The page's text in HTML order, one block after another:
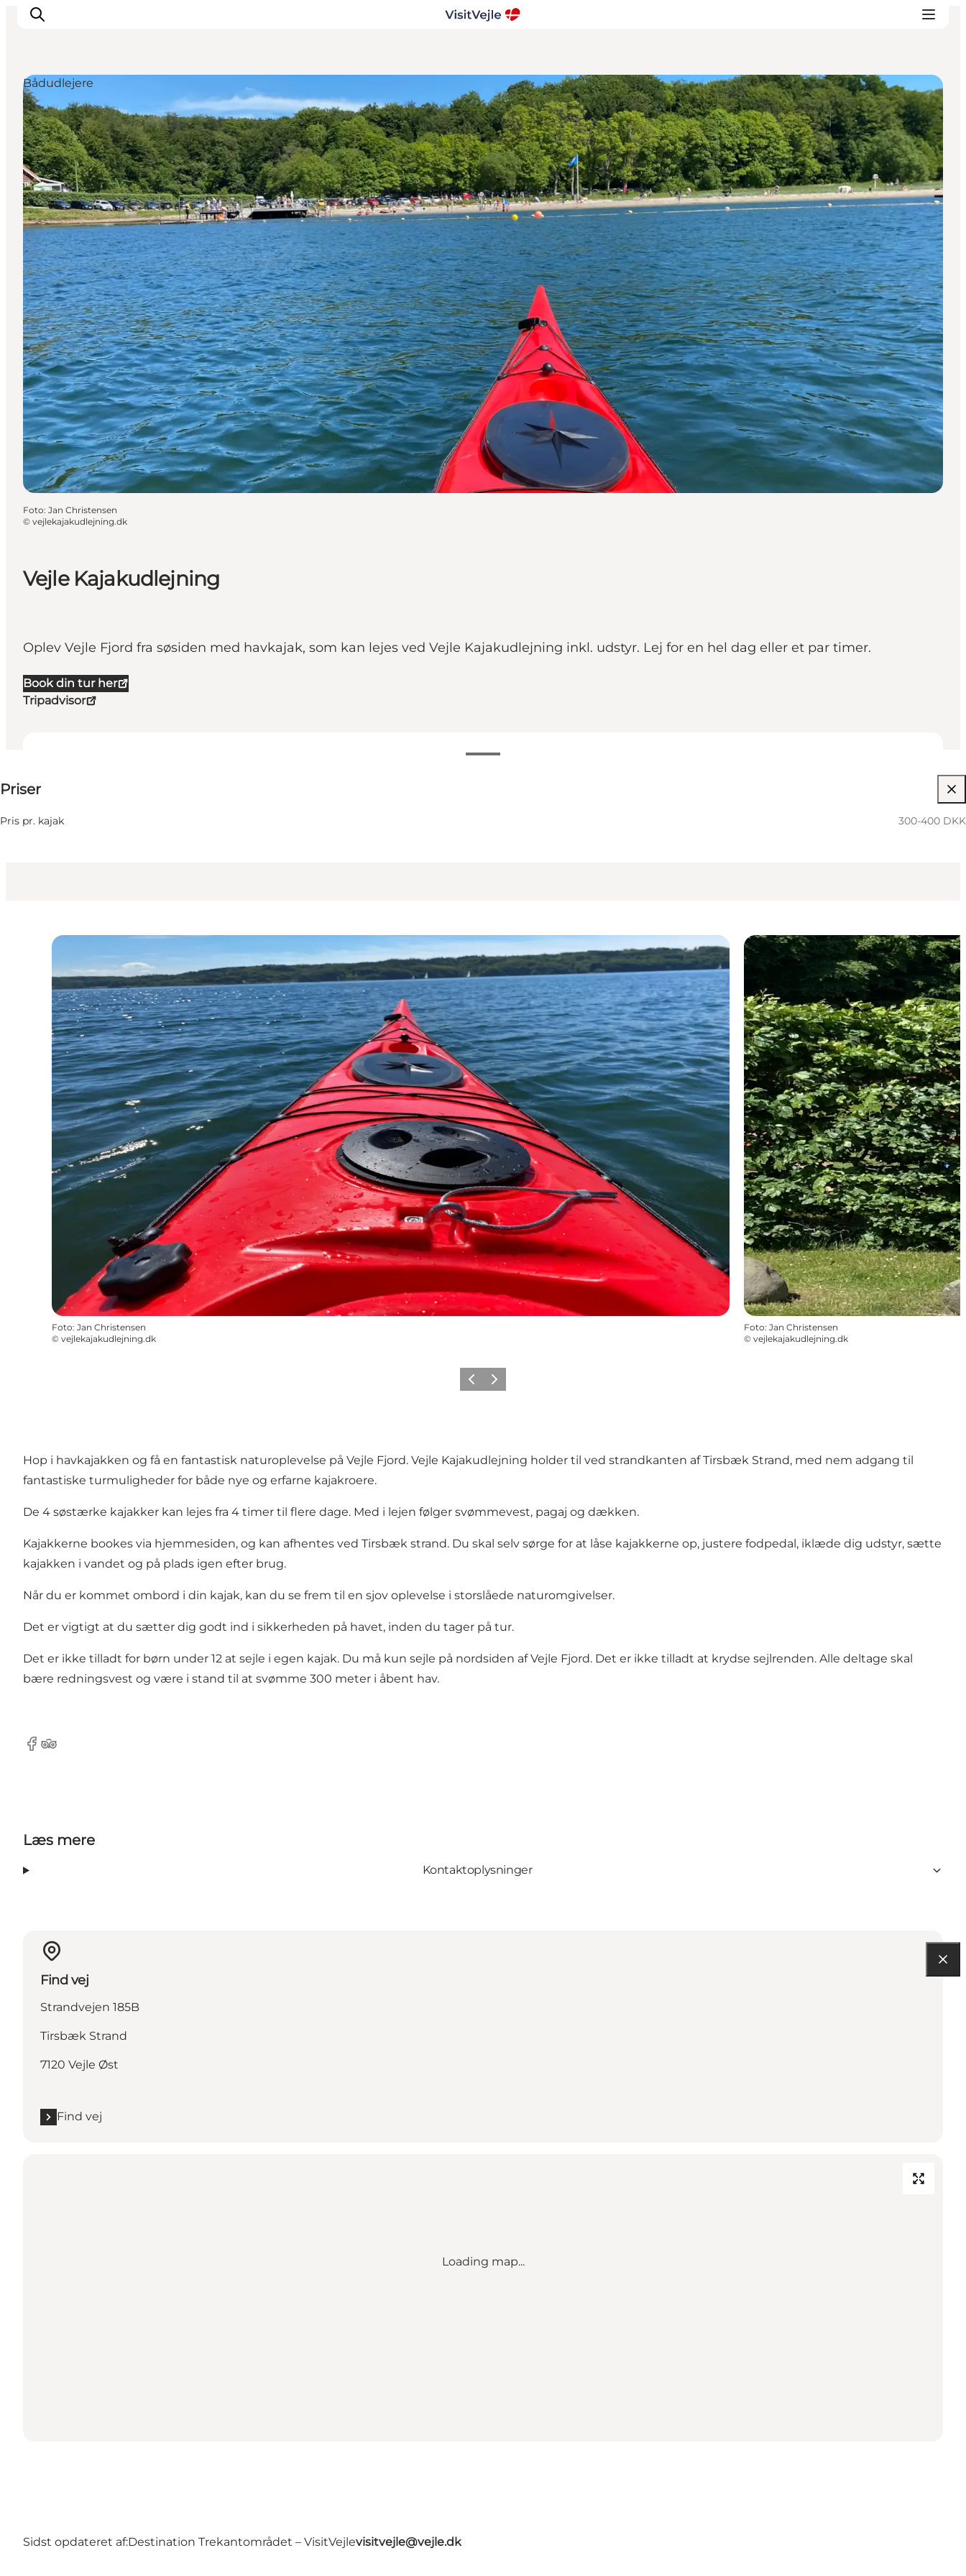
Oplevelser
Det sker
Planlæg dit besøg
Inspiration
Vejle Kajakudlejning
Oplev Vejle Fjord fra søsiden med havkajak, som kan lejes ved Vejle Kajakudlejning inkl. udstyr. Lej for en hel dag eller et par timer.
Book din tur her
Tripadvisor
Priser
Pris pr. kajak 300-400 DKK
Bådudlejere
Foto: Jan Christensen
© vejlekajakudlejning.dk
Foto: Jan Christensen
© vejlekajakudlejning.dk
Foto: Jan Christensen
© vejlekajakudlejning.dk
ForrigeNæste
Hop i havkajakken og få en fantastisk naturoplevelse på Vejle Fjord. Vejle Kajakudlejning holder til ved strandkanten af Tirsbæk Strand, med nem adgang til
fantastiske turmuligheder for både nye og erfarne kajakroere.
De 4 søstærke kajakker kan lejes fra 4 timer til flere dage. Med i lejen følger svømmevest, pagaj og dækken.
Kajakkerne bookes via hjemmesiden, og kan afhentes ved Tirsbæk strand. Du skal selv sørge for at låse kajakkerne op, justere fodpedal, iklæde dig udstyr, sætte
kajakken i vandet og på plads igen efter brug.
Når du er kommet ombord i din kajak, kan du se frem til en sjov oplevelse i storslåede naturomgivelser.
Det er vigtigt at du sætter dig godt ind i sikkerheden på havet, inden du tager på tur.
Det er ikke tilladt for børn under 12 at sejle i egen kajak. Du må kun sejle på nordsiden af Vejle Fjord. Det er ikke tilladt at krydse sejlrenden. Alle deltage skal
bære redningsvest og være i stand til at svømme 300 meter i åbent hav.
Facebook
Tripadvisor
Læs mere
Kontaktoplysninger
Find vej
Strandvejen 185B
Tirsbæk Strand
7120 Vejle Øst
Find vej
Loading map...
Sidst opdateret af:Destination Trekantområdet – VisitVejlevisitvejle@vejle.dk